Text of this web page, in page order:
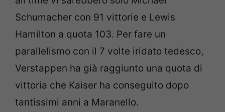
Schumacher con 91 vittorie e Lewis
Hamilton a quota 103. Per fare un
parallelismo con il 7 volte iridato tedesco,
Verstappen ha già raggiunto una quota di
vittoria che Kaiser ha conseguito dopo
tantissimi anni a Maranello.